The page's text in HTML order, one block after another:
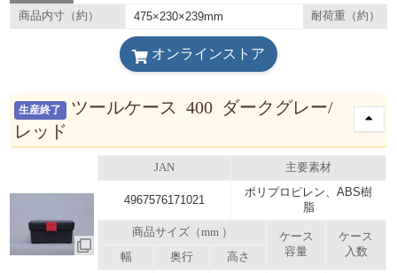
商品内寸（約） 475×230×239mm 耐荷重（約）
オンラインストア
生産終了
ツールケース 400 ダークグレー/
レッド
JAN 主要素材
4967576171021
ポリプロピレン、ABS樹
脂
商品サイズ（mm ）
ケース
容量
ケース
入数
幅 奥行 高さ